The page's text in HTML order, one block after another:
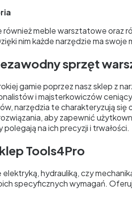
meble warsztatowe oraz
nim każde narzędzie ma
sprzęt
gamie poprzez nasz sklep z
i majsterkowiczów
narzędzia te charakteryzują
aby zapewnić
na ich precyzji i trwałości.
Tools4Pro
hydrauliką, czy
specyficznych wymagań.